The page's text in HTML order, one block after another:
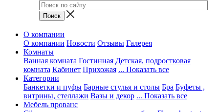
О компании
О компании Новости Отзывы Галерея
Комнаты
Ванная комната Гостинная Детская, подростковая
комната Кабинет Прихожая ... Показать все
Категории
Банкетки и пуфы Барные стулья и столы Бра Буфеты ,
витрины, стеллажи Вазы и декор ... Показать все
Мебель прованс